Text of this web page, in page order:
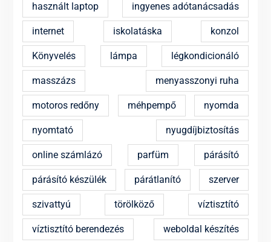
használt laptop ingyenes adótanácsadás
internet iskolatáska konzol
Könyvelés lámpa légkondicionáló
masszázs menyasszonyi ruha
motoros redőny méhpempő nyomda
nyomtató nyugdíjbiztosítás
online számlázó parfüm párásító
párásító készülék párátlanító szerver
szivattyú törölköző víztisztító
víztisztító berendezés weboldal készítés